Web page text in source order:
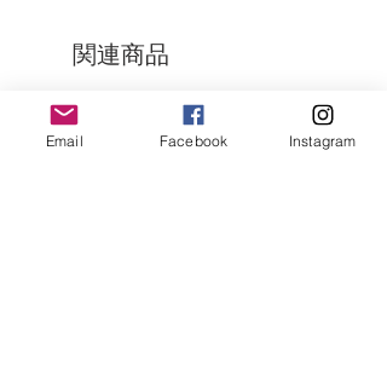
ごゆるりとお楽しみください。
＜淹れ方の目安＞
６ｇ、９５℃、１４０㏄、６０秒
関連商品
シングルオリジン
Email Facebook Instagram